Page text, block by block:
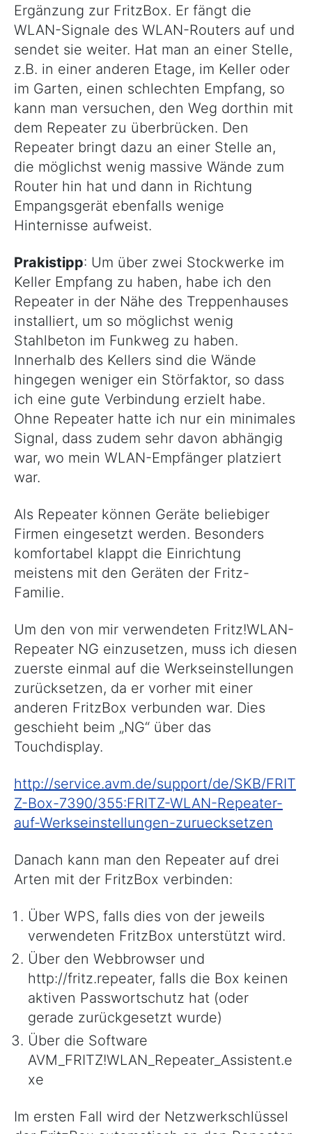
Ergänzung zur FritzBox. Er fängt die
WLAN-Signale des WLAN-Routers auf und
sendet sie weiter. Hat man an einer Stelle,
z.B. in einer anderen Etage, im Keller oder
im Garten, einen schlechten Empfang, so
kann man versuchen, den Weg dorthin mit
dem Repeater zu überbrücken. Den
Repeater bringt dazu an einer Stelle an,
die möglichst wenig massive Wände zum
Router hin hat und dann in Richtung
Empangsgerät ebenfalls wenige
Hinternisse aufweist.
Prakistipp: Um über zwei Stockwerke im
Keller Empfang zu haben, habe ich den
Repeater in der Nähe des Treppenhauses
installiert, um so möglichst wenig
Stahlbeton im Funkweg zu haben.
Innerhalb des Kellers sind die Wände
hingegen weniger ein Störfaktor, so dass
ich eine gute Verbindung erzielt habe.
Ohne Repeater hatte ich nur ein minimales
Signal, dass zudem sehr davon abhängig
war, wo mein WLAN-Empfänger platziert
war.
Als Repeater können Geräte beliebiger
Firmen eingesetzt werden. Besonders
komfortabel klappt die Einrichtung
meistens mit den Geräten der Fritz-
Familie.
Um den von mir verwendeten Fritz!WLAN-
Repeater NG einzusetzen, muss ich diesen
zuerste einmal auf die Werkseinstellungen
zurücksetzen, da er vorher mit einer
anderen FritzBox verbunden war. Dies
geschieht beim „NG“ über das
Touchdisplay.
http://service.avm.de/support/de/SKB/FRIT
Z-Box-7390/355:FRITZ-WLAN-Repeater-
auf-Werkseinstellungen-zuruecksetzen
Danach kann man den Repeater auf drei
Arten mit der FritzBox verbinden:
Über WPS, falls dies von der jeweils
verwendeten FritzBox unterstützt wird.
Über den Webbrowser und
http://fritz.repeater, falls die Box keinen
aktiven Passwortschutz hat (oder
gerade zurückgesetzt wurde)
Über die Software
AVM_FRITZ!WLAN_Repeater_Assistent.e
xe
Im ersten Fall wird der Netzwerkschlüssel